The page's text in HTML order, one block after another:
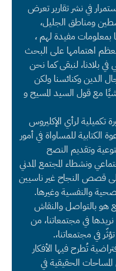
في نشر تقارير تعرض
ومناطق الجليل،
مفيدة لهم ،
معظم اهتمامها على البحث
بلادنا، لنبقى كما نحن
الدين وكنائسنا ولكن
مع قول السيد المسيح و
تكميلية لرأي الإكليروس
للمساواة في أمور
وتقديم النصح
ونشطاء المجتمع المدني
قصص النجاح غير ناسيين
والنفسية وغيرها.
هو بالتواصل والنقاش
في مجتمعاتنا، من
في مجتمعاتنا،.
تُطرح فيها الأفكار
الحقيقية في